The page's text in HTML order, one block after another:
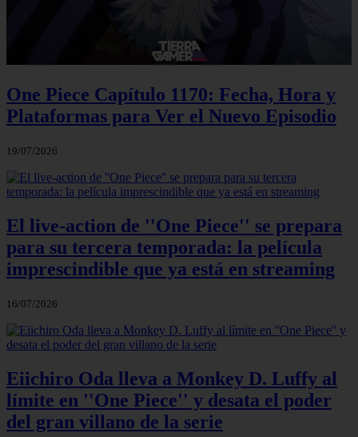
One Piece Capítulo 1170: Fecha, Hora y
Plataformas para Ver el Nuevo Episodio
19/07/2026
El live-action de ''One Piece'' se prepara
para su tercera temporada: la película
imprescindible que ya está en streaming
16/07/2026
Eiichiro Oda lleva a Monkey D. Luffy al
límite en ''One Piece'' y desata el poder
del gran villano de la serie